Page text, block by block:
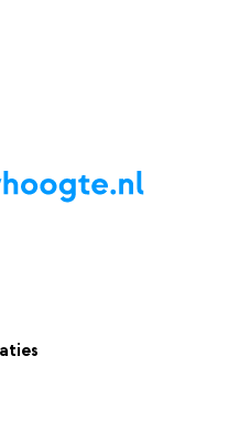
Live updatesApp